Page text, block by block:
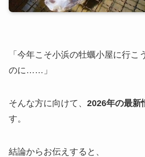
「今年こそ小浜の牡蠣小屋に行こ
のに……」
そんな方に向けて、 2026年の最新
す。
結論からお伝えすると、